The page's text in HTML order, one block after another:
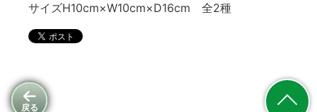
戻る
サイズH10cm×W10cm×D16cm 全2種